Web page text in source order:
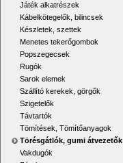
Játék alkatrészek
Kábelkötegelők, bilincsek
Készletek, szettek
Menetes tekerőgombok
Popszegecsek
Rugók
Sarok elemek
Szállító kerekek, görgők
Szigetelők
Távtartók
Tömítések, Tömítőanyagok
Törésgátlók, gumi átvezetők
Vakdugók